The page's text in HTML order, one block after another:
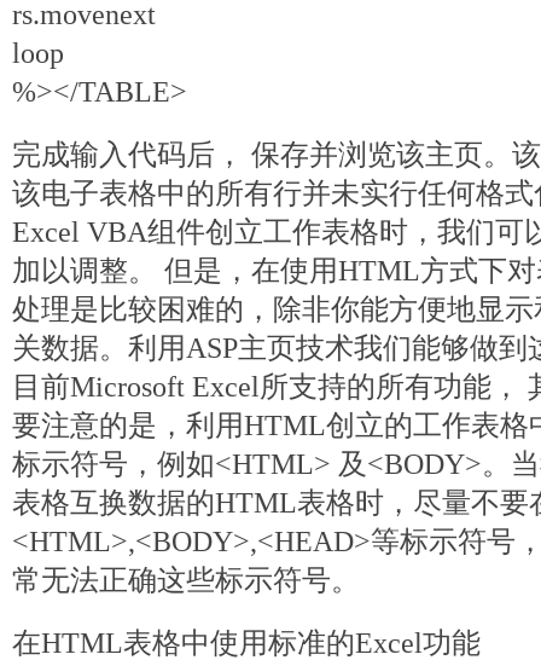
rs.movenext
loop
%></TABLE>
完成输入代码后， 保存并浏览该主页。
该电子表格中的所有行并未实行任何格
Excel VBA组件创立工作表格时，我们可
加以调整。 但是，在使用HTML方式下
处理是比较困难的，除非你能方便地显
关数据。利用ASP主页技术我们能够做
目前Microsoft Excel所支持的所有功能，
要注意的是，利用HTML创立的工作表格
标示符号，例如<HTML> 及<BODY>。
表格互换数据的HTML表格时，尽量不要
<HTML>,<BODY>,<HEAD>等标示符号
常无法正确这些标示符号。
在HTML表格中使用标准的Excel功能